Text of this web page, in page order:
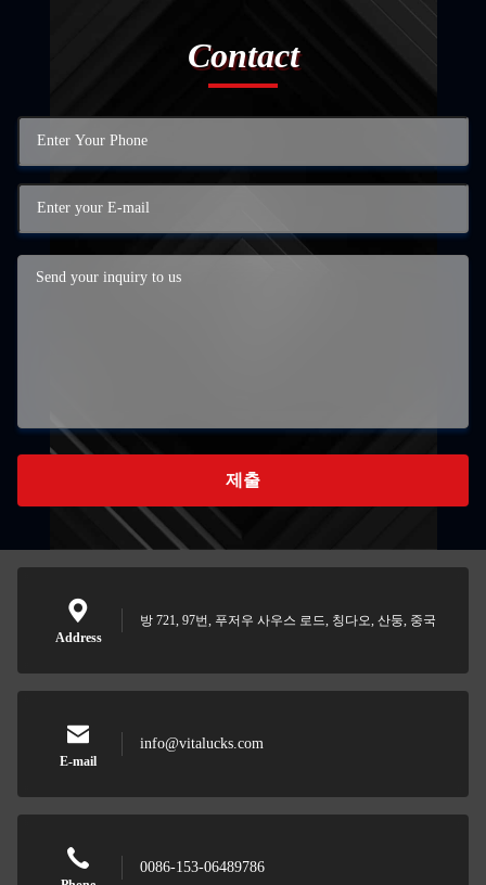
Contact
제출
Address
방 721, 97번, 푸저우 사우스 로드, 칭다오, 산둥, 중국
E-mail
info@vitalucks.com
0086-153-06489786